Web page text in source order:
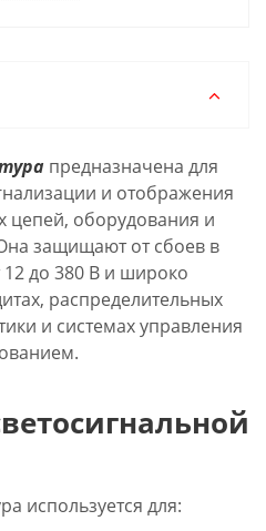
предназначена для
и отображения
цепей, оборудования и
защищают от сбоев в
до 380 В и широко
распределительных
и системах управления
используется для: